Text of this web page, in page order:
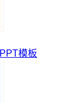
模板